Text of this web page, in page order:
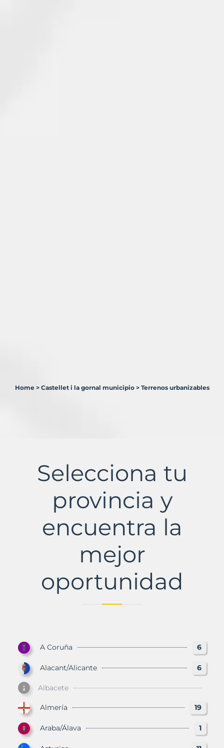
Municipio
Murbalands
Home > Castellet i la gornal municipio > Terrenos urbanizables
Selecciona tu
provincia y
encuentra la
mejor
oportunidad
A Coruña 6
Alacant/Alicante 6
Albacete
Almería 19
Araba/Álava 1